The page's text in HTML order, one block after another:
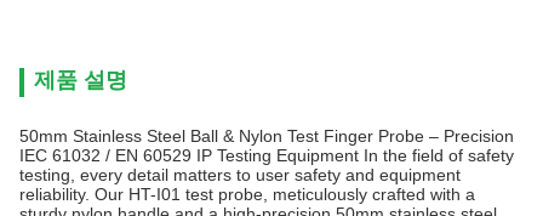
제품 설명
50mm Stainless Steel Ball & Nylon Test Finger Probe – Precision
IEC 61032 / EN 60529 IP Testing Equipment In the field of safety
testing, every detail matters to user safety and equipment
reliability. Our HT-I01 test probe, meticulously crafted with a